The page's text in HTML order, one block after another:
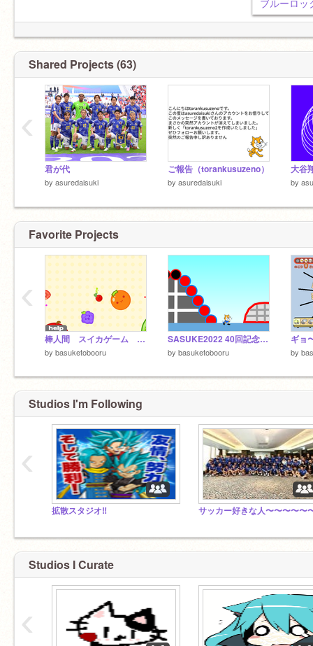
ブルーロッ
Shared Projects (63)
君が代
by asuredaisuki
ご報告（torankusuzeno）
by asuredaisuki
大谷
by
‹
Favorite Projects
棒人間 スイカゲーム 【モバイル可】 remix
by basuketobooru
SASUKE2022 40回記念大会 改良版 remix
by basuketobooru by
‹
Studios I'm Following
拡散スタジオ‼
‹
Studios I Curate
‹